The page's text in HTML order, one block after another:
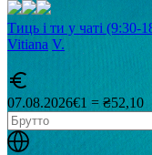
Тиць і ти у чаті (9:30-
Vitiana V.
07.08.2026€1 = ₴52,10